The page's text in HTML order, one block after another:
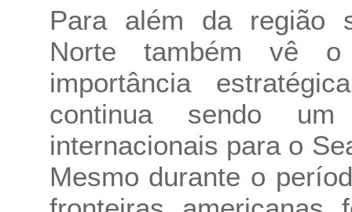
Para além da região
Norte também vê
importância
continua sendo
internacionais para o
Mesmo durante o